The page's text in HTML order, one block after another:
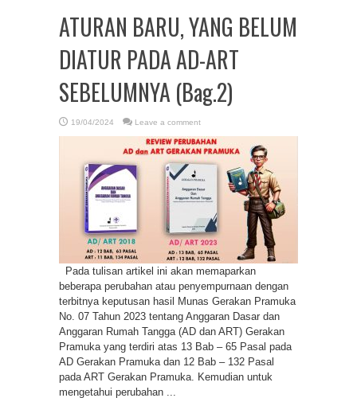
ATURAN BARU, YANG BELUM
DIATUR PADA AD-ART
SEBELUMNYA (Bag.2)
19/04/2024 Leave a comment
Pada tulisan artikel ini akan memaparkan
beberapa perubahan atau penyempurnaan dengan
terbitnya keputusan hasil Munas Gerakan Pramuka
No. 07 Tahun 2023 tentang Anggaran Dasar dan
Anggaran Rumah Tangga (AD dan ART) Gerakan
Pramuka yang terdiri atas 13 Bab – 65 Pasal pada
AD Gerakan Pramuka dan 12 Bab – 132 Pasal
pada ART Gerakan Pramuka. Kemudian untuk
mengetahui perubahan ...